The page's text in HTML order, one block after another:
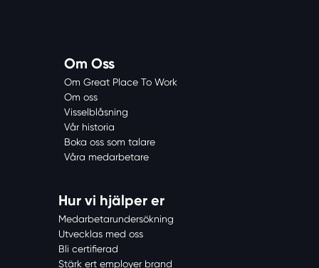
Om Oss
Om Great Place To Work
Om oss
Visselblåsning
Vår historia
Boka oss som talare
Våra medarbetare
Hur vi hjälper er
Medarbetarundersökning
Utvecklas med oss
Bli certifierad
Stärk ert employer brand